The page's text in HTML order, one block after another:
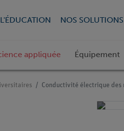
NOS SOLUTIONS
appliquée Équipement
Conductivité électrique des